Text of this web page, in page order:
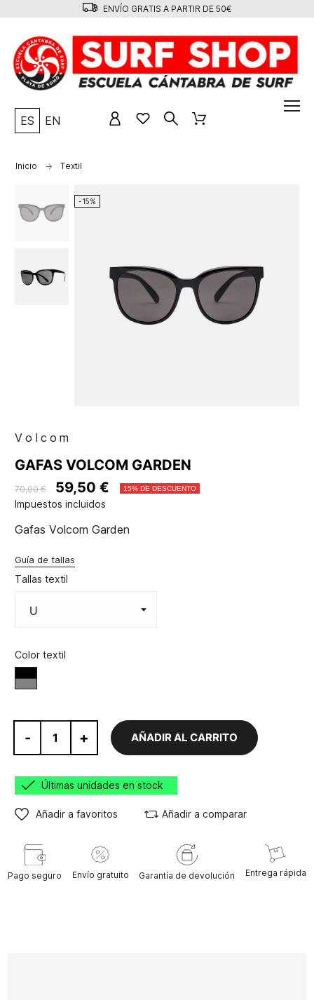
ENVÍO GRATIS A PARTIR DE 50€
ES EN
Inicio Textil
-15%
Volcom
GAFAS VOLCOM GARDEN
70,00 € 59,50 € 15% DE DESCUENTO
Impuestos incluidos
Gafas Volcom Garden
Guía de tallas
Tallas textil
Color textil
Black/Gray
- + AÑADIR AL CARRITO
Últimas unidades en stock
Añadir a favoritos Añadir a comparar
Pago seguro Envío gratuito Garantía de devolución Entrega rápida